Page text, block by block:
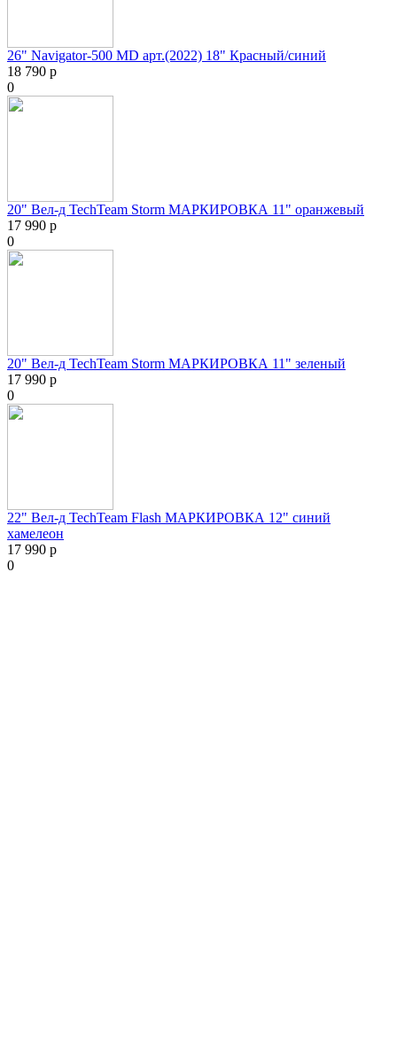
26" Navigator-500 MD арт.(2022) 18" Красный/синий
18 790 р
0
20" Вел-д TechTeam Storm МАРКИРОВКА 11" оранжевый
17 990 р
0
20" Вел-д TechTeam Storm МАРКИРОВКА 11" зеленый
17 990 р
0
22" Вел-д TechTeam Flash МАРКИРОВКА 12" синий
хамелеон
17 990 р
0